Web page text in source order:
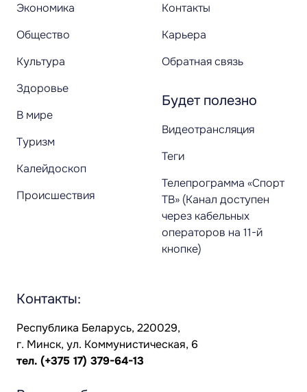
Экономика
Общество
Культура
Здоровье
В мире
Туризм
Калейдоскоп
Происшествия
Контакты
Карьера
Обратная связь
Будет полезно
Видеотрансляция
Теги
Телепрограмма «Спорт
ТВ» (Канал доступен
через кабельных
операторов на 11-й
кнопке)
Контакты:
Республика Беларусь, 220029,
г. Минск, ул. Коммунистическая, 6
тел. (+375 17) 379-64-13